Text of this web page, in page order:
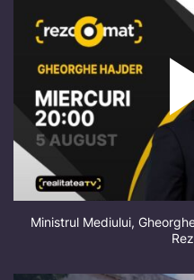
Ministrul Mediului,